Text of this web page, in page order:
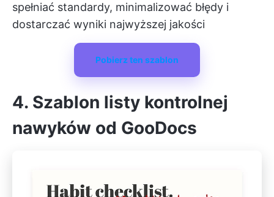
spełniać standardy, minimalizować błędy i
dostarczać wyniki najwyższej jakości
Pobierz ten szablon
4. Szablon listy kontrolnej
nawyków od GooDocs